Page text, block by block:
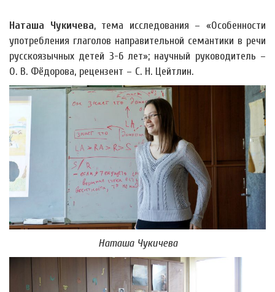
Наташа Чукичева, тема исследования – «Особенности
употребления глаголов направительной семантики в речи
русскоязычных детей 3-6 лет»; научный руководитель –
О. В. Фёдорова, рецензент – С. Н. Цейтлин.
Наташа Чукичева